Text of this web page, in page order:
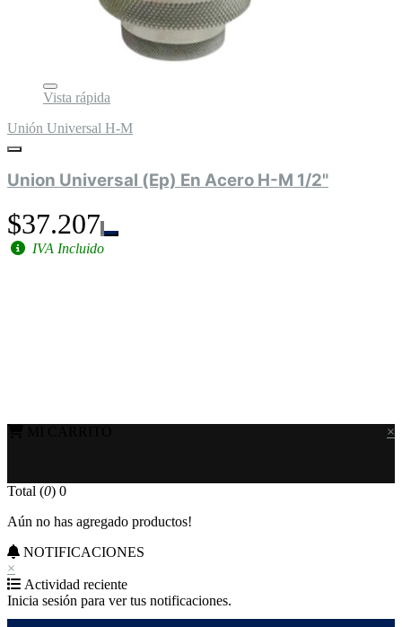
Vista rápida
Unión Universal H-M
Union Universal (Ep) En Acero H-M 1/2"
$37.207
IVA Incluido
×
Total (0) 0
Aún no has agregado productos!
NOTIFICACIONES
×
Actividad reciente
Inicia sesión para ver tus notificaciones.